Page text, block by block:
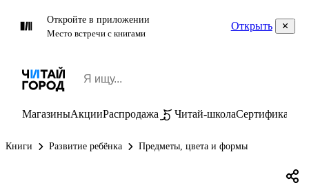
Откройте в приложении
Место встречи с книгами
Открыть
МагазиныАкцииРаспродажа Читай-школаСертификаты
Книги Развитие ребёнка Предметы, цвета и формы